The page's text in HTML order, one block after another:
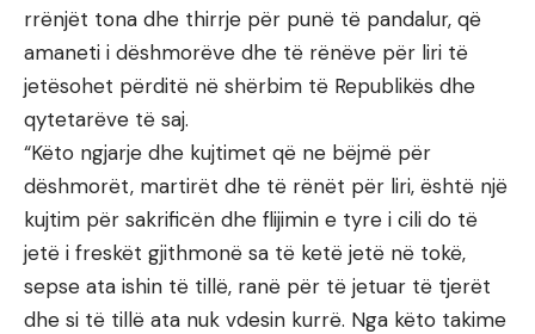
rrënjët tona dhe thirrje për punë të pandalur, që
amaneti i dëshmorëve dhe të rënëve për liri të
jetësohet përditë në shërbim të Republikës dhe
qytetarëve të saj.
“Këto ngjarje dhe kujtimet që ne bëjmë për
dëshmorët, martirët dhe të rënët për liri, është një
kujtim për sakrificën dhe flijimin e tyre i cili do të
jetë i freskët gjithmonë sa të ketë jetë në tokë,
sepse ata ishin të tillë, ranë për të jetuar të tjerët
dhe si të tillë ata nuk vdesin kurrë. Nga këto takime